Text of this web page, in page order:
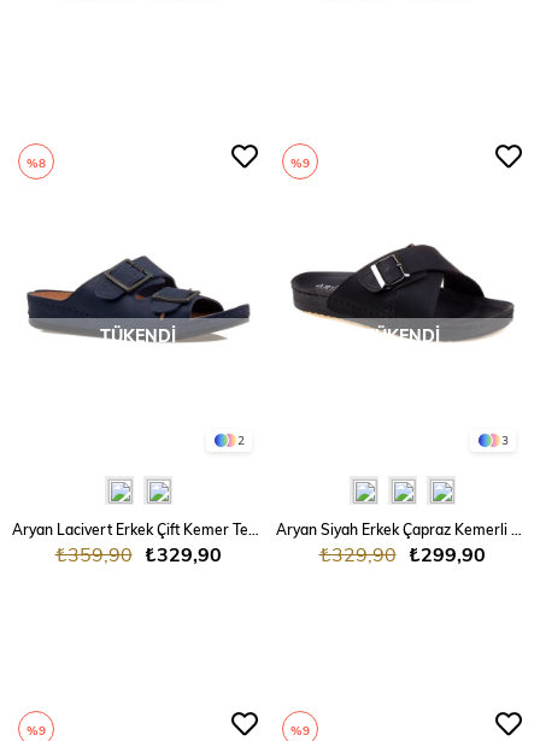
TÜKENDI
2
₺329,90
₺359,90
%8
TÜKENDI
3
₺299,90
₺329,90
%9
%9 %9